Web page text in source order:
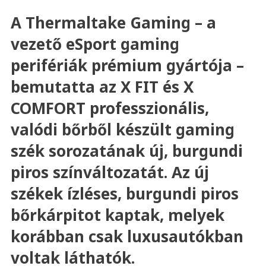
A Thermaltake Gaming – a
vezető eSport gaming
perifériák prémium gyártója –
bemutatta az X FIT és X
COMFORT professzionális,
valódi bőrből készült gaming
szék sorozatának új, burgundi
piros színváltozatát. Az új
székek ízléses, burgundi piros
bőrkárpitot kaptak, melyek
korábban csak luxusautókban
voltak láthatók.